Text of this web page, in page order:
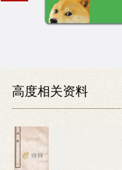
高度相关资料